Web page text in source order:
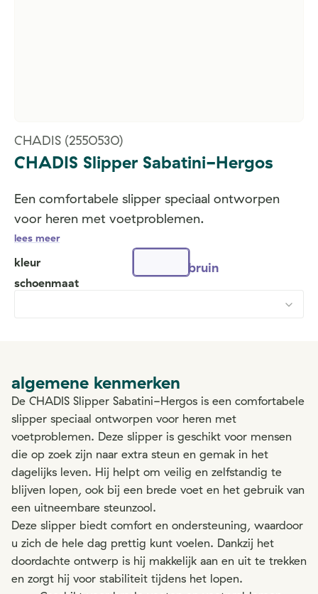
CHADIS (2550530)
CHADIS Slipper Sabatini-Hergos
Een comfortabele slipper speciaal ontworpen
voor heren met voetproblemen.
lees meer
kleur bruin
schoenmaat
algemene kenmerken
De CHADIS Slipper Sabatini-Hergos is een comfortabele
slipper speciaal ontworpen voor heren met
voetproblemen. Deze slipper is geschikt voor mensen
die op zoek zijn naar extra steun en gemak in het
dagelijks leven. Hij helpt om veilig en zelfstandig te
blijven lopen, ook bij een brede voet en het gebruik van
een uitneembare steunzool.
Deze slipper biedt comfort en ondersteuning, waardoor
u zich de hele dag prettig kunt voelen. Dankzij het
doordachte ontwerp is hij makkelijk aan en uit te trekken
en zorgt hij voor stabiliteit tijdens het lopen.